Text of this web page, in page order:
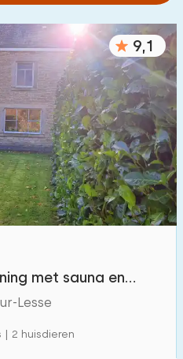
5
9,1
met sauna en
Ardennen
Lesse
| 2 huisdieren